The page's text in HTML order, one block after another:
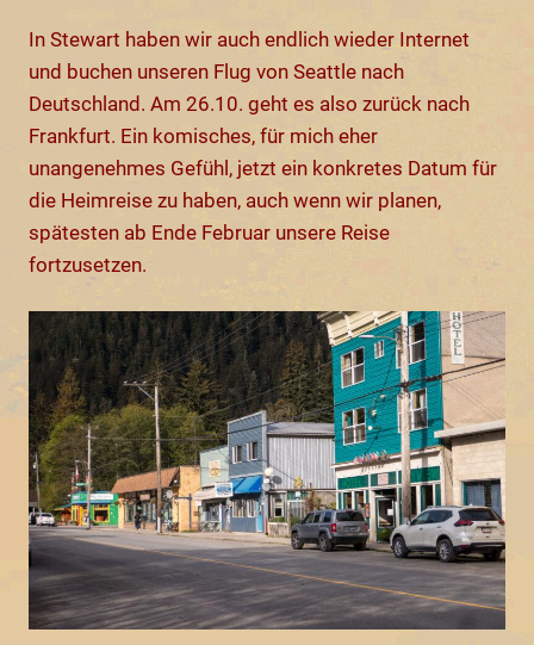
In Stewart haben wir auch endlich wieder Internet
und buchen unseren Flug von Seattle nach
Deutschland. Am 26.10. geht es also zurück nach
Frankfurt. Ein komisches, für mich eher
unangenehmes Gefühl, jetzt ein konkretes Datum für
die Heimreise zu haben, auch wenn wir planen,
spätesten ab Ende Februar unsere Reise
fortzusetzen.